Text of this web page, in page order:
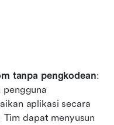
tanpa pengkodean:
pengguna
aplikasi secara
dapat menyusun